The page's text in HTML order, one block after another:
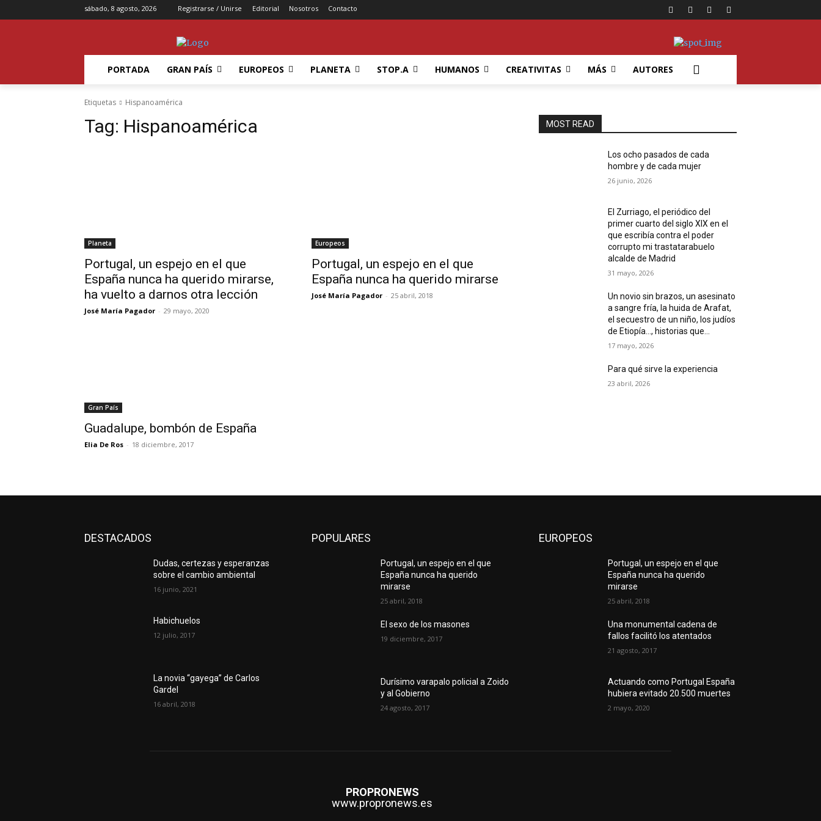
sábado, 8 agosto, 2026 Registrarse / Unirse Editorial Nosotros Contacto
PORTADA GRAN PAÍS EUROPEOS PLANETA STOP.A HUMANOS CREATIVITAS MÁS AUTORES
Etiquetas Hispanoamérica
Tag: Hispanoamérica
Planeta
Portugal, un espejo en el que
España nunca ha querido mirarse,
ha vuelto a darnos otra lección
José María Pagador - 29 mayo, 2020
Europeos
Portugal, un espejo en el que
España nunca ha querido mirarse
José María Pagador - 25 abril, 2018
Gran País
Guadalupe, bombón de España
Elia De Ros - 18 diciembre, 2017
MOST READ
Los ocho pasados de cada
hombre y de cada mujer
26 junio, 2026
El Zurriago, el periódico del
primer cuarto del siglo XIX en el
que escribía contra el poder
corrupto mi trastatarabuelo
alcalde de Madrid
31 mayo, 2026
Un novio sin brazos, un asesinato
a sangre fría, la huida de Arafat,
el secuestro de un niño, los judíos
de Etiopía…, historias que...
17 mayo, 2026
Para qué sirve la experiencia
23 abril, 2026
DESTACADOS
Dudas, certezas y esperanzas
sobre el cambio ambiental
16 junio, 2021
Habichuelos
12 julio, 2017
La novia “gayega” de Carlos
Gardel
16 abril, 2018
POPULARES
Portugal, un espejo en el que
España nunca ha querido
mirarse
25 abril, 2018
El sexo de los masones
19 diciembre, 2017
Durísimo varapalo policial a Zoido
y al Gobierno
24 agosto, 2017
EUROPEOS
Portugal, un espejo en el que
España nunca ha querido
mirarse
25 abril, 2018
Una monumental cadena de
fallos facilitó los atentados
21 agosto, 2017
Actuando como Portugal España
hubiera evitado 20.500 muertes
2 mayo, 2020
PROPRONEWS
www.propronews.es